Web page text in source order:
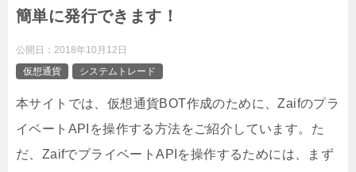
簡単に発行できます！
公開日： 2018年10月12日
仮想通貨
システムトレード
本サイトでは、仮想通貨BOT作成のために、Zaifのプラ
イベートAPIを操作する方法をご紹介しています。た
だ、ZaifでプライベートAPIを操作するためには、まず